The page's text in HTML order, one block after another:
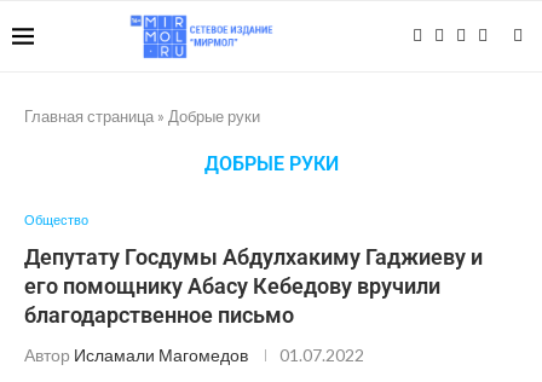
Главная страница » Добрые руки
ДОБРЫЕ РУКИ
Общество
Депутату Госдумы Абдулхакиму Гаджиеву и
его помощнику Абасу Кебедову вручили
благодарственное письмо
Автор Исламали Магомедов 01.07.2022